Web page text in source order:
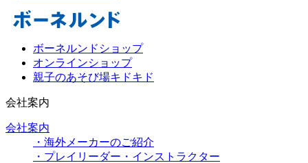
ボーネルンドショップ
オンラインショップ
親子のあそび場キドキド
会社案内
会社案内
・海外メーカーのご紹介
・プレイリーダー・インストラクター